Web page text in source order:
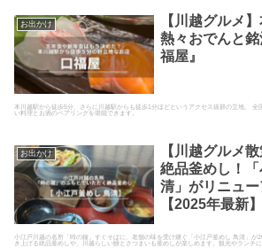
お出かけ
【川越グルメ
熱々おでんと
福屋』
本川越駅から徒歩5分、さらに川越駅からも徒歩1分ほどというアクセス抜群の立地。 全
い料理とお酒のペアリングを堪能できます。
お出かけ
【川越グルメ
絶品釜めし！
清」がリニュ
【2025年最新】
小江戸川越の名所「時の鐘」すぐそばに、老舗の味を受け継ぐ「小江戸釜めし 鳥清」が
き上げる絶品釜めしや、川越らしい鰻とさつまいも釜めしが楽しめます。観光やランチ